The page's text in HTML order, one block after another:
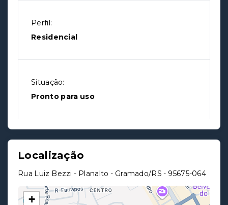
Perfil:
Residencial
Situação:
Pronto para uso
Localização
Rua Luiz Bezzi - Planalto - Gramado/RS - 95675-064
+